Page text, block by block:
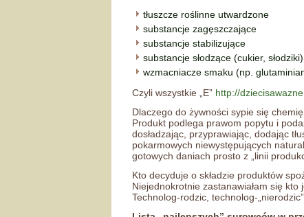
tłuszcze roślinne utwardzone
substancje zagęszczające
substancje stabilizujące
substancje słodzące (cukier, słodziki)
wzmacniacze smaku (np.
Czyli wszystkie „E” http://
Dlaczego do żywności sypie się chemię
Produkt podlega prawom popytu i
dosładzając, przyprawiając, dodając
pokarmowych niewystępujących
gotowych daniach prosto z „linii
Kto decyduje o składzie produktów
Niejednokrotnie zastanawiałam się
Technolog-rodzic, technolog-